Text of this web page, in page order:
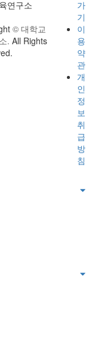
연구소
© 대학교
. All Rights
가
기
이
용
약
관
개
인
정
보
취
급
방
침